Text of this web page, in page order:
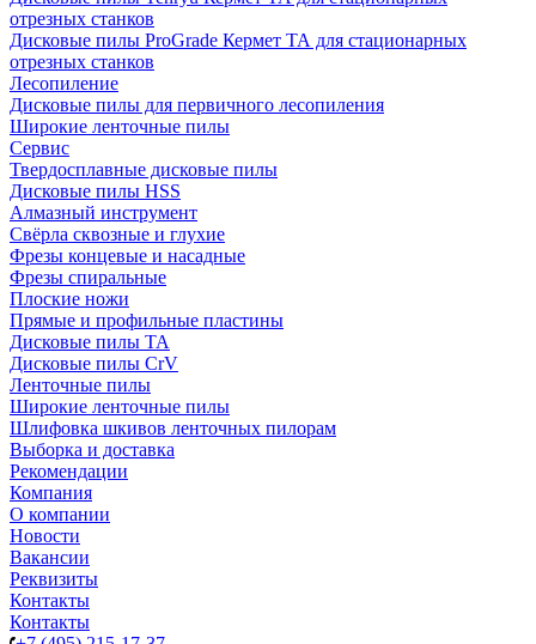
отрезных станков
Дисковые пилы ProGrade Кермет ТА для стационарных
отрезных станков
Лесопиление
Дисковые пилы для первичного лесопиления
Широкие ленточные пилы
Сервис
Твердосплавные дисковые пилы
Дисковые пилы HSS
Алмазный инструмент
Свёрла сквозные и глухие
Фрезы концевые и насадные
Фрезы спиральные
Плоские ножи
Прямые и профильные пластины
Дисковые пилы TA
Дисковые пилы CrV
Ленточные пилы
Широкие ленточные пилы
Шлифовка шкивов ленточных пилорам
Выборка и доставка
Рекомендации
Компания
О компании
Новости
Вакансии
Реквизиты
Контакты
Контакты